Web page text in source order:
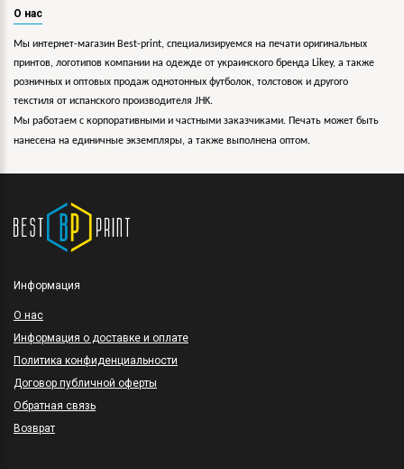
О нас
Мы интернет-магазин Best-print, специализируемся на печати оригинальных
принтов, логотипов компании на одежде от украинского бренда Likey, а также
розничных и оптовых продаж однотонных футболок, толстовок и другого
текстиля от испанского производителя JHK.
Мы работаем с корпоративными и частными заказчиками. Печать может быть
нанесена на единичные экземпляры, а также выполнена оптом.
Информация
O нас
Информация о доставке и оплате
Политика конфиденциальности
Договор публичной оферты
Обратная связь
Возврат